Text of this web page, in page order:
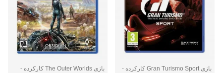
بازی Gran Turismo Sport کارکرده -
بازی The Outer Worlds کارکرده -